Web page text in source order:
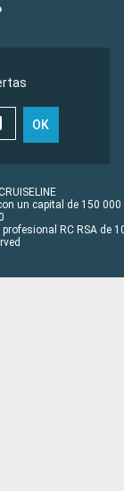
OK
un capital de 150 000
RC RSA de